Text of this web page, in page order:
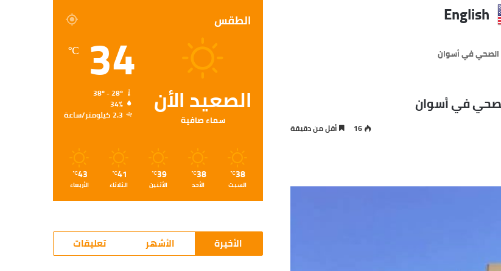
English
16 أقل من دقيقة
الطقس
الصعيد الأن
سماء صافية
34
℃
38º - 28º
34%
2.3 كيلومتر/ساعة
38
℃
السبت
38
℃
الأحد
39
℃
الأثنين
41
℃
الثلاثاء
43
℃
الأربعاء
الأخيرة الأشهر تعليقات